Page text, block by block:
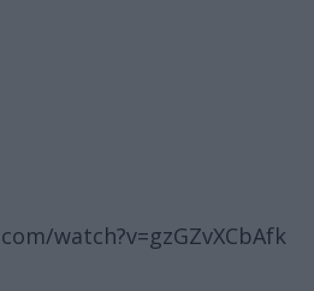
watch?v=gzGZvXCbAfk